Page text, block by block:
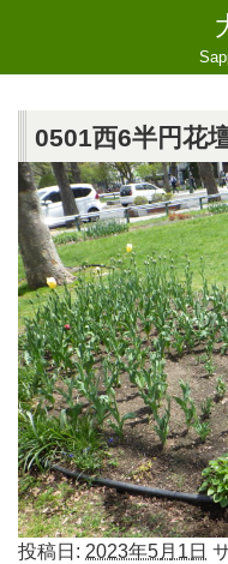
0501西6半円花
投稿日: 2023年5月1日